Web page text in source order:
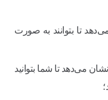
تا بتوانند به صورت
می‌دهد تا شما بتوانید